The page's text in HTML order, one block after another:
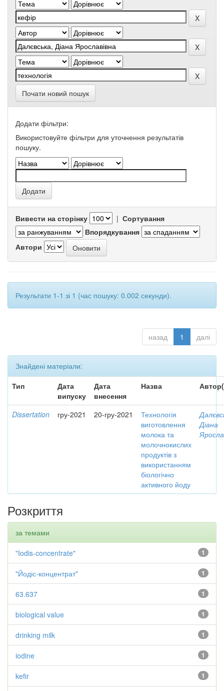
Почати новий пошук
Додати фільтри:
Використовуйте фільтри для уточнення результатів
пошуку.
Вивести на сторінку | Сортування
Впорядкування
Автори
Результати 1-1 зі 1 (час пошуку: 0.002 секунди).
назад 1 далі
Знайдені матеріали:
Тип
Дата
випуску
Дата
внесення
Назва
Dissertation гру-2021 20-гру-2021
Технологія
виготовлення
молока та
молочнокислих
продуктів з
використанням
біологічно
активного йоду
Діана
Розкриття
за темами
1
"Iodis-concentrate"
1
"Йодіс-концентрат"
1
63.637
1
biological value
1
drinking milk
1
iodine
1
kefir